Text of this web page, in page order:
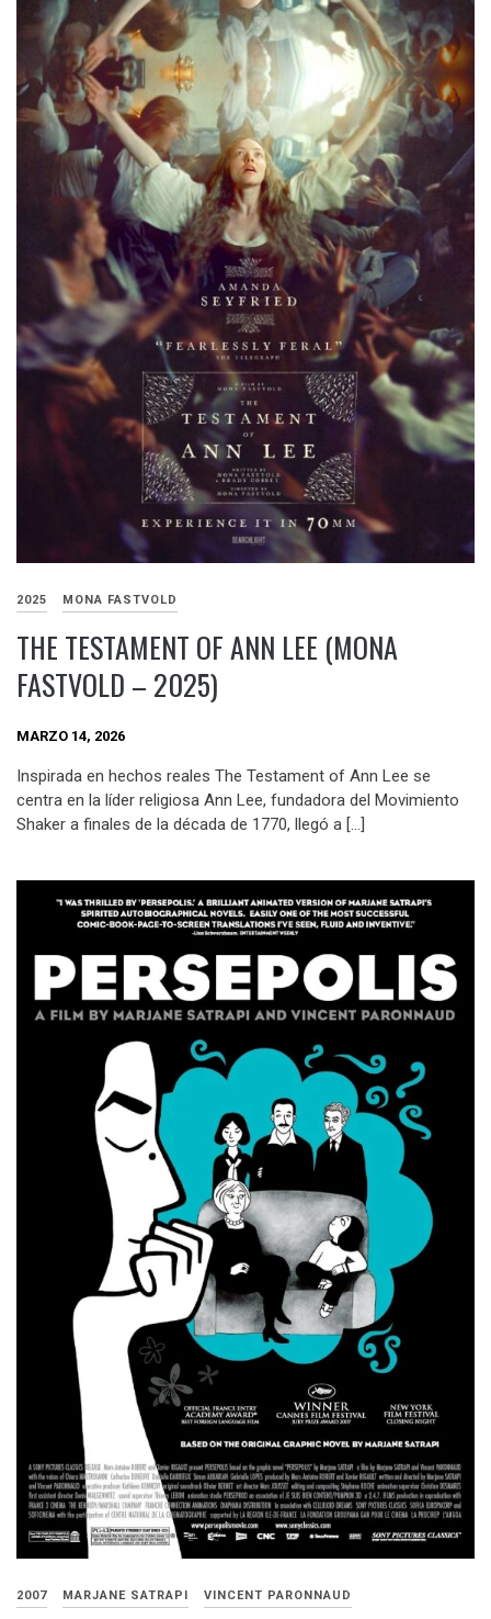
2025 MONA FASTVOLD
THE TESTAMENT OF ANN LEE (MONA
FASTVOLD – 2025)
MARZO 14, 2026
Inspirada en hechos reales The Testament of Ann Lee se
centra en la líder religiosa Ann Lee, fundadora del Movimiento
Shaker a finales de la década de 1770, llegó a […]
2007 MARJANE SATRAPI VINCENT PARONNAUD